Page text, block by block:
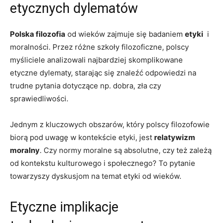
⁣etycznych dylematów
Polska filozofia od wieków zajmuje się badaniem⁢ etyki ​ i⁤
moralności. Przez różne szkoły filozoficzne, polscy
myśliciele analizowali najbardziej skomplikowane
etyczne dylematy, starając się znaleźć odpowiedzi na
‍trudne pytania dotyczące np. dobra, zła czy
sprawiedliwości.
Jednym z kluczowych obszarów, który polscy filozofowie
biorą pod ⁢uwagę​ w kontekście etyki, jest relatywizm⁤
moralny. Czy ‍normy moralne⁤ są absolutne, czy ​też⁣ zależą​
od kontekstu kulturowego i społecznego? To ⁤pytanie
towarzyszy dyskusjom na temat etyki od wieków.
Etyczne implikacje